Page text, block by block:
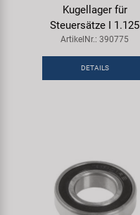
Kugellager für
Steuersätze I 1.125
ArtikelNr.: 390775
DETAILS